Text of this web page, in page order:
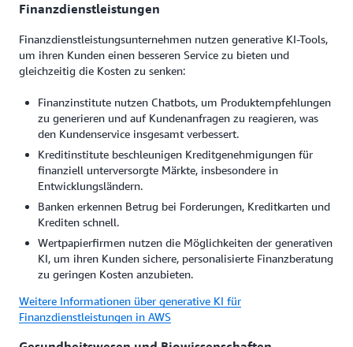
Finanzdienstleistungen
Finanzdienstleistungsunternehmen nutzen generative KI-Tools,
um ihren Kunden einen besseren Service zu bieten und
gleichzeitig die Kosten zu senken:
Finanzinstitute nutzen Chatbots, um Produktempfehlungen
zu generieren und auf Kundenanfragen zu reagieren, was
den Kundenservice insgesamt verbessert.
Kreditinstitute beschleunigen Kreditgenehmigungen für
finanziell unterversorgte Märkte, insbesondere in
Entwicklungsländern.
Banken erkennen Betrug bei Forderungen, Kreditkarten und
Krediten schnell.
Wertpapierfirmen nutzen die Möglichkeiten der generativen
KI, um ihren Kunden sichere, personalisierte Finanzberatung
zu geringen Kosten anzubieten.
Weitere Informationen über generative KI für
Finanzdienstleistungen in AWS